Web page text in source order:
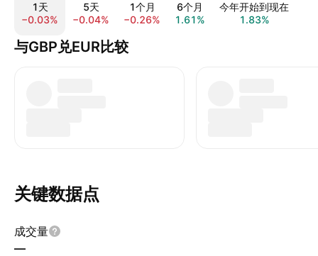
1天
−0.03%
5天
−0.04%
1个月
−0.26%
6个月
1.61%
今年开始到现在
1.83%
与GBP兑EUR比较
关键数据点
成交量
—